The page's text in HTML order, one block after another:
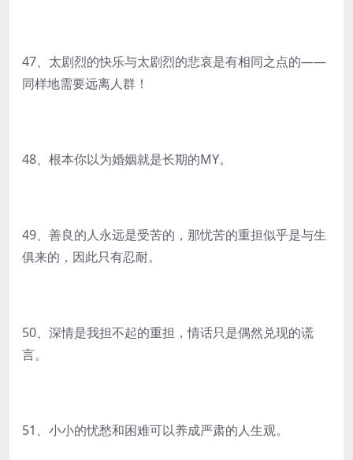
47、太剧烈的快乐与太剧烈的悲哀是有相同之点的——
同样地需要远离人群！
48、根本你以为婚姻就是长期的MY。
49、善良的人永远是受苦的，那忧苦的重担似乎是与生
俱来的，因此只有忍耐。
50、深情是我担不起的重担，情话只是偶然兑现的谎
言。
51、小小的忧愁和困难可以养成严肃的人生观。